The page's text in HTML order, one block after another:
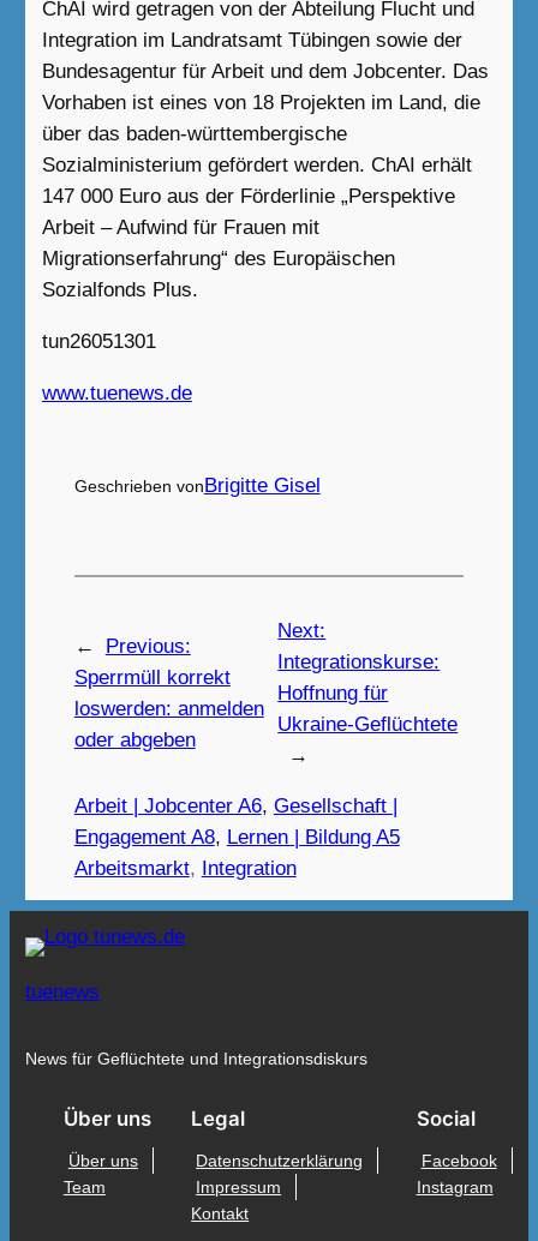
ChAI wird getragen von der Abteilung Flucht und
Integration im Landratsamt Tübingen sowie der
Bundesagentur für Arbeit und dem Jobcenter. Das
Vorhaben ist eines von 18 Projekten im Land, die
über das baden-württembergische
Sozialministerium gefördert werden. ChAI erhält
147 000 Euro aus der Förderlinie „Perspektive
Arbeit – Aufwind für Frauen mit
Migrationserfahrung“ des Europäischen
Sozialfonds Plus.
tun26051301
www.tuenews.de
Geschrieben von Brigitte Gisel
←
Previous:
Sperrmüll korrekt
loswerden: anmelden
oder abgeben
Next:
Integrationskurse:
Hoffnung für
Ukraine-Geflüchtete
→
Arbeit | Jobcenter A6, Gesellschaft |
Engagement A8, Lernen | Bildung A5
Arbeitsmarkt, Integration
tuenews
News für Geflüchtete und Integrationsdiskurs
Über uns
Über uns
Team
Legal
Datenschutzerklärung
Impressum
Kontakt
Social
Facebook
Instagram